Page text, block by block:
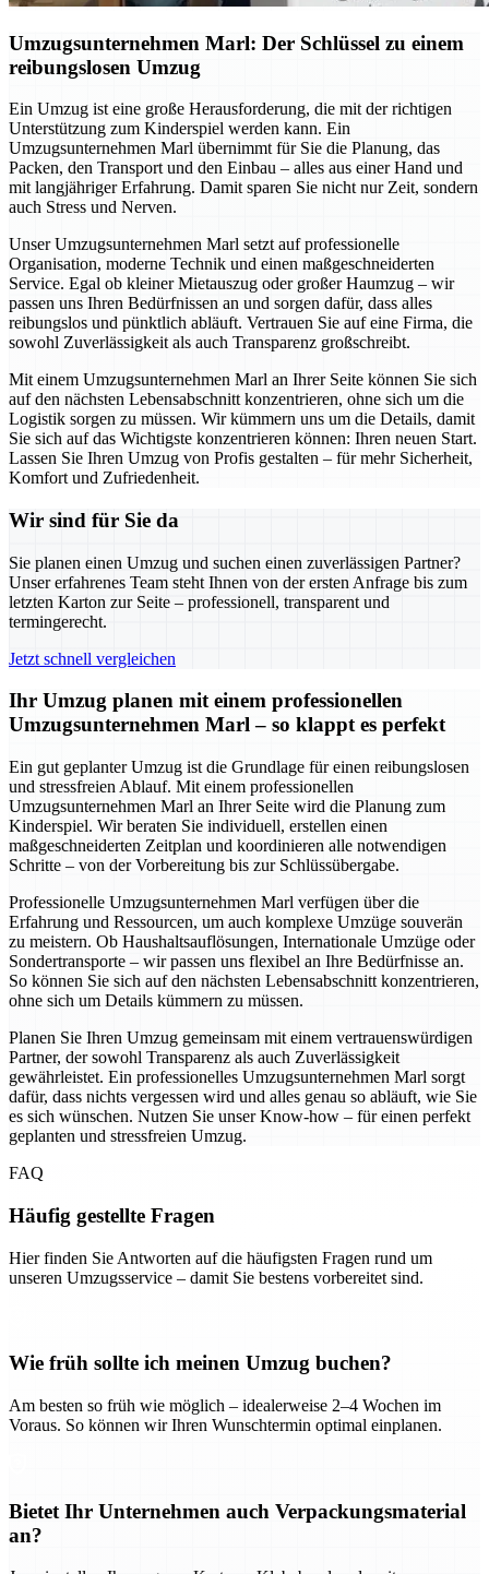
Umzugsunternehmen Marl: Der Schlüssel zu einem
reibungslosen Umzug
Ein Umzug ist eine große Herausforderung, die mit der richtigen
Unterstützung zum Kinderspiel werden kann. Ein
Umzugsunternehmen Marl übernimmt für Sie die Planung, das
Packen, den Transport und den Einbau – alles aus einer Hand und
mit langjähriger Erfahrung. Damit sparen Sie nicht nur Zeit, sondern
auch Stress und Nerven.
Unser Umzugsunternehmen Marl setzt auf professionelle
Organisation, moderne Technik und einen maßgeschneiderten
Service. Egal ob kleiner Mietauszug oder großer Haumzug – wir
passen uns Ihren Bedürfnissen an und sorgen dafür, dass alles
reibungslos und pünktlich abläuft. Vertrauen Sie auf eine Firma, die
sowohl Zuverlässigkeit als auch Transparenz großschreibt.
Mit einem Umzugsunternehmen Marl an Ihrer Seite können Sie sich
auf den nächsten Lebensabschnitt konzentrieren, ohne sich um die
Logistik sorgen zu müssen. Wir kümmern uns um die Details, damit
Sie sich auf das Wichtigste konzentrieren können: Ihren neuen Start.
Lassen Sie Ihren Umzug von Profis gestalten – für mehr Sicherheit,
Komfort und Zufriedenheit.
Wir sind für Sie da
Sie planen einen Umzug und suchen einen zuverlässigen Partner?
Unser erfahrenes Team steht Ihnen von der ersten Anfrage bis zum
letzten Karton zur Seite – professionell, transparent und
termingerecht.
Jetzt schnell vergleichen
Ihr Umzug planen mit einem professionellen
Umzugsunternehmen Marl – so klappt es perfekt
Ein gut geplanter Umzug ist die Grundlage für einen reibungslosen
und stressfreien Ablauf. Mit einem professionellen
Umzugsunternehmen Marl an Ihrer Seite wird die Planung zum
Kinderspiel. Wir beraten Sie individuell, erstellen einen
maßgeschneiderten Zeitplan und koordinieren alle notwendigen
Schritte – von der Vorbereitung bis zur Schlüssübergabe.
Professionelle Umzugsunternehmen Marl verfügen über die
Erfahrung und Ressourcen, um auch komplexe Umzüge souverän
zu meistern. Ob Haushaltsauflösungen, Internationale Umzüge oder
Sondertransporte – wir passen uns flexibel an Ihre Bedürfnisse an.
So können Sie sich auf den nächsten Lebensabschnitt konzentrieren,
ohne sich um Details kümmern zu müssen.
Planen Sie Ihren Umzug gemeinsam mit einem vertrauenswürdigen
Partner, der sowohl Transparenz als auch Zuverlässigkeit
gewährleistet. Ein professionelles Umzugsunternehmen Marl sorgt
dafür, dass nichts vergessen wird und alles genau so abläuft, wie Sie
es sich wünschen. Nutzen Sie unser Know-how – für einen perfekt
geplanten und stressfreien Umzug.
FAQ
Häufig gestellte Fragen
Hier finden Sie Antworten auf die häufigsten Fragen rund um
unseren Umzugsservice – damit Sie bestens vorbereitet sind.
Wie früh sollte ich meinen Umzug buchen?
Am besten so früh wie möglich – idealerweise 2–4 Wochen im
Voraus. So können wir Ihren Wunschtermin optimal einplanen.
Bietet Ihr Unternehmen auch Verpackungsmaterial
an?